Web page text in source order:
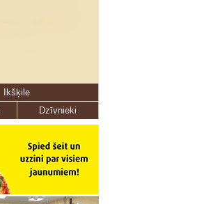
Ikšķile
Dzīvnieki